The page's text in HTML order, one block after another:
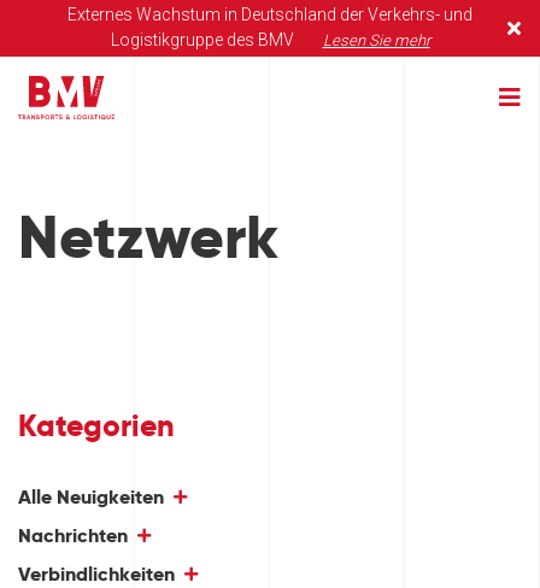
Externes Wachstum in Deutschland der Verkehrs- und
Logistikgruppe des BMV
Lesen Sie mehr
Netzwerk
Kategorien
Alle Neuigkeiten
Nachrichten
Verbindlichkeiten